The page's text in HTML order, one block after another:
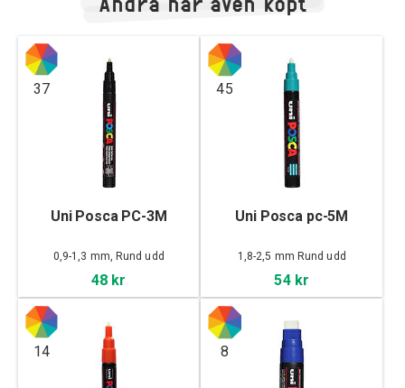
37
Uni Posca PC-3M
0,9-1,3 mm, Rund udd
48 kr
45
Uni Posca pc-5M
1,8-2,5 mm Rund udd
54 kr
14 8